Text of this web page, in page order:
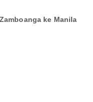
ke Manila